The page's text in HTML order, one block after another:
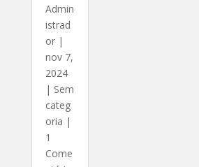
Admin
istrad
or|
nov 7,
2024
| Sem
categ
oria |
1
Come